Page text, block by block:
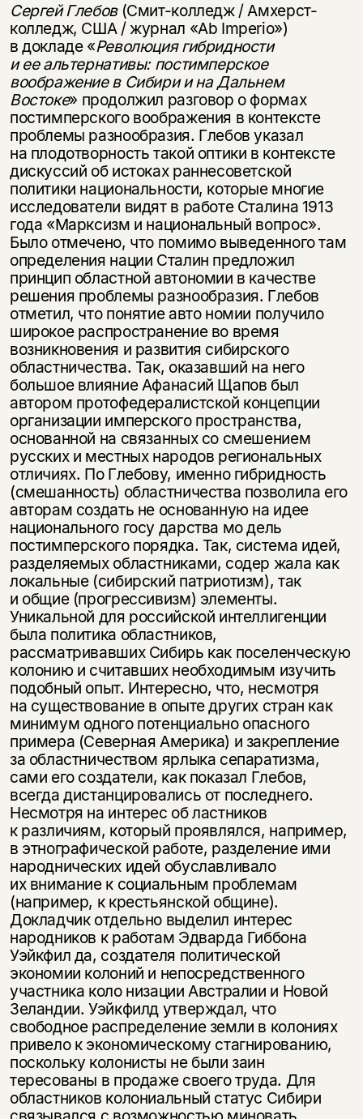
Сергей Глебов (Смит-колледж / Амхерст-
колледж, США / журнал «Ab Imperio»)
в докладе «Революция гибридности
и ее альтернативы: постимперское
воображение в Сибири и на Дальнем
Востоке» продолжил разговор о формах
постимперского воображения в контексте
проблемы разнообразия. Глебов указал
на плодотворность такой оптики в контексте
дискуссий об истоках раннесоветской
политики национальности, которые многие
исследователи видят в работе Сталина 1913
года «Марксизм и национальный вопрос».
Было отмечено, что помимо выведенного там
определения нации Сталин предложил
принцип областной автономии в качестве
решения проблемы разнообразия. Глебов
отметил, что понятие авто номии получило
широкое распространение во время
возникновения и развития сибирского
областничества. Так, оказавший на него
большое влияние Афанасий Щапов был
автором протофедералистской концепции
организации имперского пространства,
основанной на связанных со смешением
русских и местных народов региональных
отличиях. По Глебову, именно гибридность
(смешанность) областничества позволила его
авторам создать не основанную на идее
национального госу дарства мо дель
постимперского порядка. Так, система идей,
разделяемых областниками, содер жала как
локальные (сибирский патриотизм), так
и общие (прогрессивизм) элементы.
Уникальной для российской интеллигенции
была политика областников,
рассматривавших Сибирь как поселенческую
колонию и считавших необходимым изучить
подобный опыт. Интересно, что, несмотря
на существование в опыте других стран как
минимум одного потенциально опасного
примера (Северная Америка) и закрепление
за областничеством ярлыка сепаратизма,
сами его создатели, как показал Глебов,
всегда дистанцировались от последнего.
Несмотря на интерес об ластников
к различиям, который проявлялся, например,
в этнографической работе, разделение ими
народнических идей обуславливало
их внимание к социальным проблемам
(например, к крестьянской общине).
Докладчик отдельно выделил интерес
народников к работам Эдварда Гиббона
Уэйкфил да, создателя политической
экономии колоний и непосредственного
участника коло низации Австралии и Новой
Зеландии. Уэйкфилд утверждал, что
свободное распределение земли в колониях
привело к экономическому стагнированию,
поскольку колонисты не были заин
тересованы в продаже своего труда. Для
областников колониальный статус Сибири